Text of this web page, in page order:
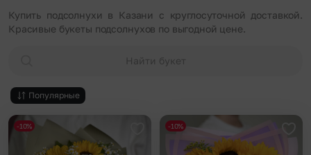
Купить подсолнухи в Казани с круглосуточной доставкой.
Красивые букеты подсолнухов по выгодной цене.
Найти букет
Популярные
Добавить в избранное
-10% -10%